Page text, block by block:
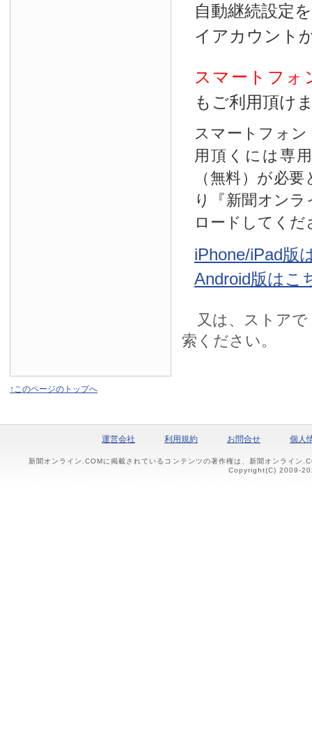
自動継続設定
イアカウント
スマートフォ
もご利用頂け
スマートフォ
用頂くには専
（無料）が必
り『新聞オン
ロードしてくだ
iPhone/iPad版
Android版はこ
又は、ストアで
索ください。
↑このページのトップへ
運営会社 利用規約 お問合せ 個人
新聞オンライン.COMに掲載されているコンテンツの著作権は、新聞オンライン
Copyright(C) 2009-